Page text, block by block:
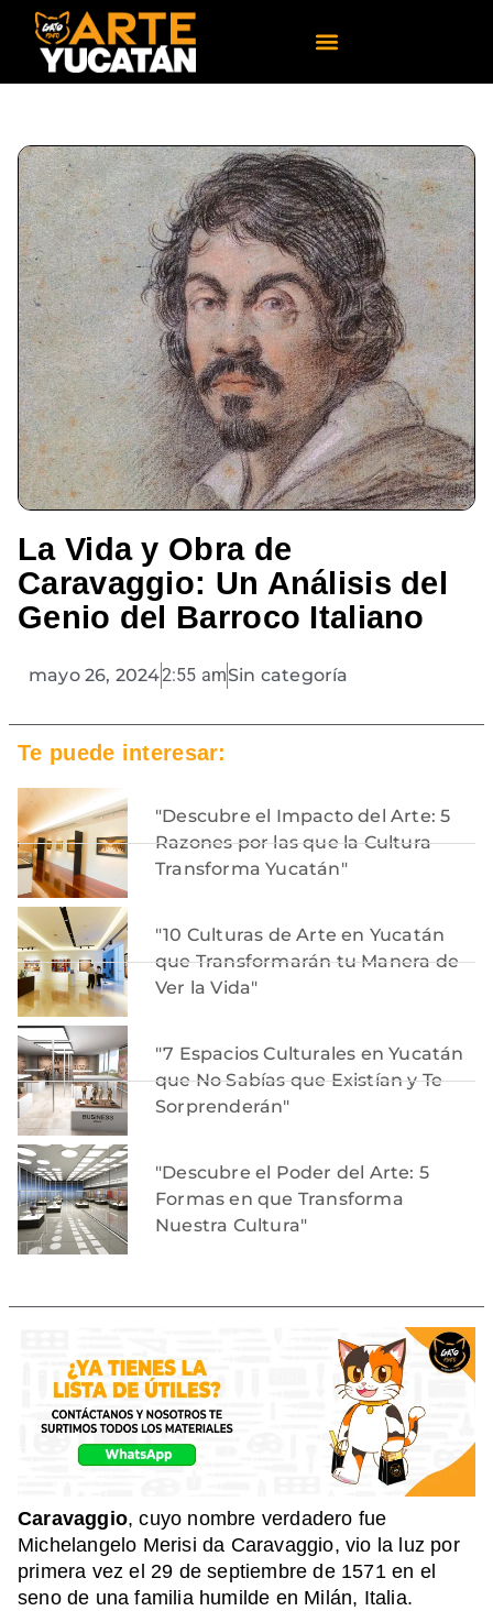
La Vida y Obra de
Caravaggio: Un Análisis del
Genio del Barroco Italiano
mayo 26, 20242:55 amSin categoría
Te puede interesar:
"Descubre el Impacto del Arte: 5
Razones por las que la Cultura
Transforma Yucatán"
"10 Culturas de Arte en Yucatán
que Transformarán tu Manera de
Ver la Vida"
"7 Espacios Culturales en Yucatán
que No Sabías que Existían y Te
Sorprenderán"
"Descubre el Poder del Arte: 5
Formas en que Transforma
Nuestra Cultura"
Caravaggio, cuyo nombre verdadero fue
Michelangelo Merisi da Caravaggio, vio la luz por
primera vez el 29 de septiembre de 1571 en el
seno de una familia humilde en Milán, Italia.